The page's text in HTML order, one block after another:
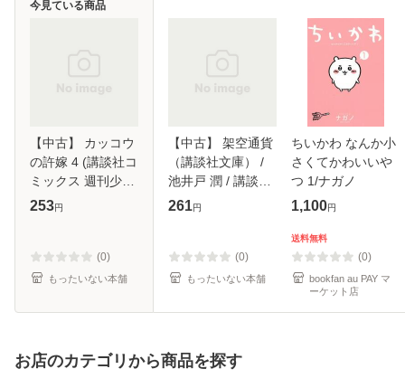
【中古】 カッコウ
の許嫁 4 (講談社コ
ミックス 週刊少年
マガジン) / 吉河美
無料】
253円
(0)
もったいない本舗
今見ている商品
【中古】 架空通貨
（講談社文庫） /
池井戸 潤 / 講談社
[文庫]【メール便送
261円
(0)
もったいない本舗
ちいかわ なんか小
さくてかわいいや
つ 1/ナガノ
1,100円
送料無料
(0)
bookfan au PAY マ
ーケット店
お店のカテゴリから商品を探す